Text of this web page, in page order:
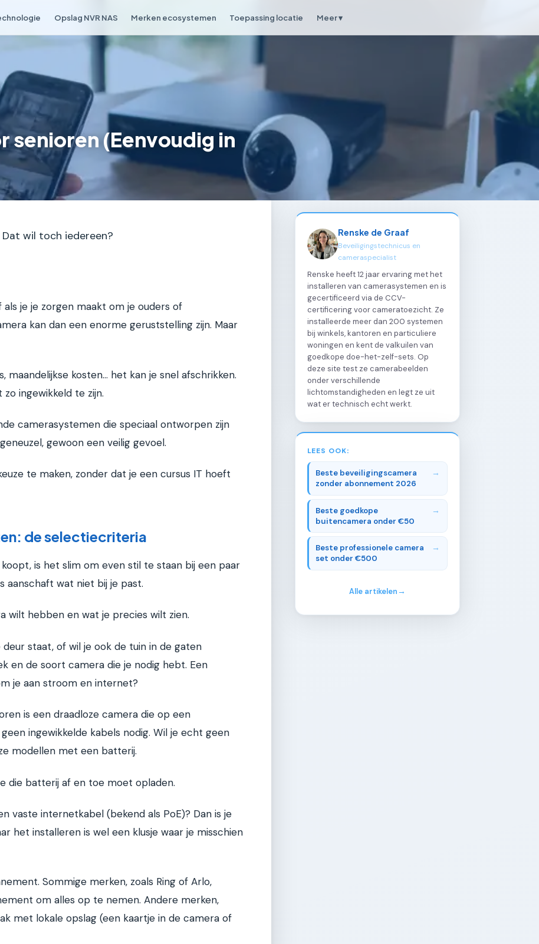
Opslag NVR NAS Merken ecosystemen Toepassing locatie Meer ▾
senioren (Eenvoudig in
Dat wil toch iedereen?
je je zorgen maakt om je ouders of
kan dan een enorme geruststelling zijn. Maar
maandelijkse kosten... het kan je snel afschrikken.
ingewikkeld te zijn.
camerasystemen die speciaal ontworpen zijn
gewoon een veilig gevoel.
te maken, zonder dat je een cursus IT hoeft
de selectiecriteria
is het slim om even stil te staan bij een paar
aanschaft wat niet bij je past.
wilt hebben en wat je precies wilt zien.
staat, of wil je ook de tuin in de gaten
en de soort camera die je nodig hebt. Een
je aan stroom en internet?
is een draadloze camera die op een
ingewikkelde kabels nodig. Wil je echt geen
modellen met een batterij.
die batterij af en toe moet opladen.
vaste internetkabel (bekend als PoE)? Dan is je
het installeren is wel een klusje waar je misschien
Sommige merken, zoals Ring of Arlo,
om alles op te nemen. Andere merken,
met lokale opslag (een kaartje in de camera of
Renske de Graaf
Beveiligingstechnicus en
cameraspecialist
Renske heeft 12 jaar ervaring met het
installeren van camerasystemen en is
gecertificeerd via de CCV-
certificering voor cameratoezicht. Ze
installeerde meer dan 200 systemen
bij winkels, kantoren en particuliere
woningen en kent de valkuilen van
goedkope doe-het-zelf-sets. Op
deze site test ze camerabeelden
onder verschillende
lichtomstandigheden en legt ze uit
wat er technisch echt werkt.
LEES OOK:
Beste beveiligingscamera
zonder abonnement 2026
Beste goedkope
buitencamera onder €50
Beste professionele camera
set onder €500
Alle artikelen